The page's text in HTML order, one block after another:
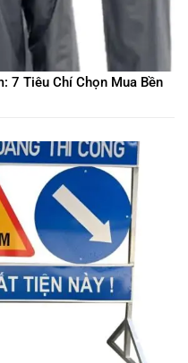
7 Tiêu Chí Chọn Mua Bền